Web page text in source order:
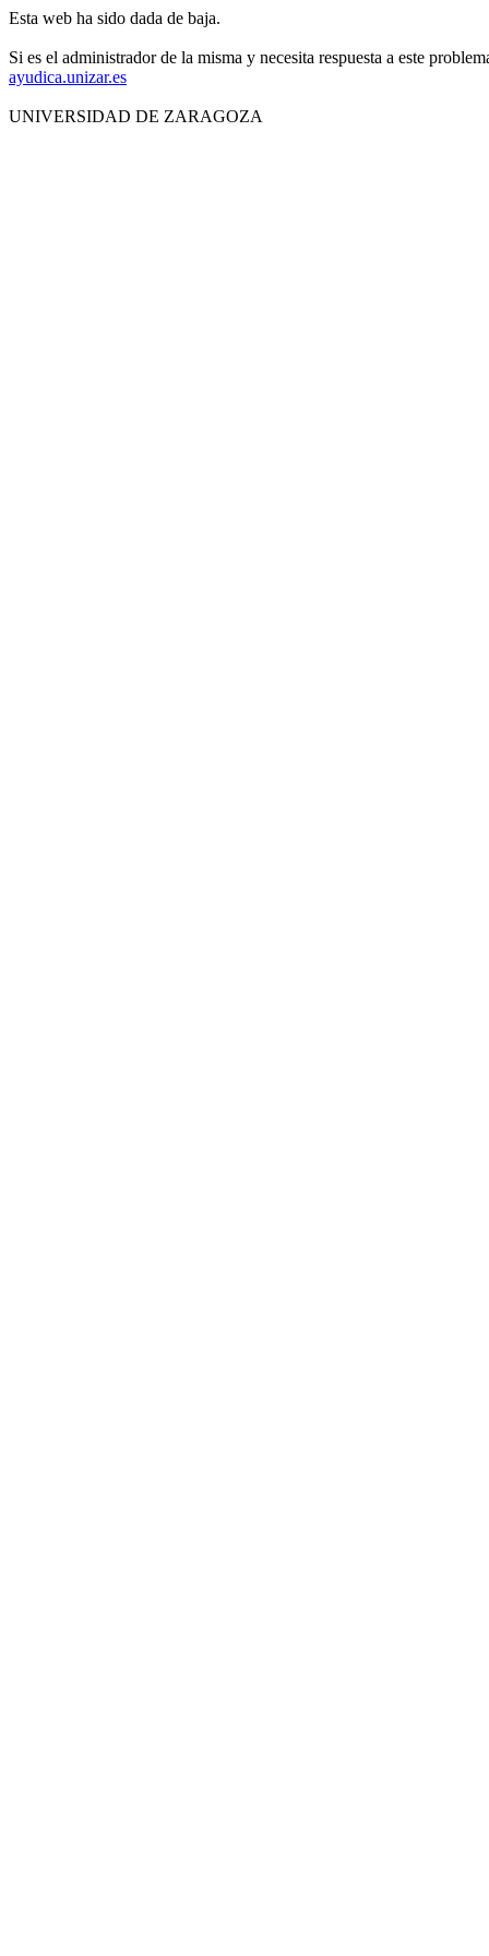
Esta web ha sido dada de baja.
Si es el administrador de la misma y necesita respuesta a este
ayudica.unizar.es
UNIVERSIDAD DE ZARAGOZA